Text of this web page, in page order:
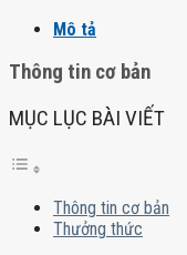
Mô tả
Thông tin cơ bản
MỤC LỤC BÀI VIẾT
Thông tin cơ bản
Thưởng thức